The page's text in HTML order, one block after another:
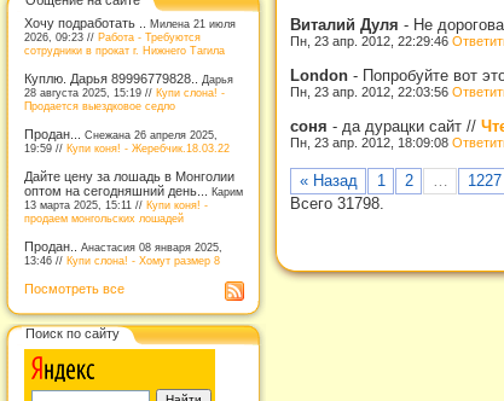
Хочу подработать .. Милена 21 июля
2026, 09:23 // Работа - Требуются
сотрудники в прокат г. Нижнего Тагила
Куплю. Дарья 89996779828..
Дарья
28 августа 2025, 15:19 // Купи слона! -
Продается выездковое седло
Продан... Снежана 26 апреля 2025,
19:59 // Купи коня! - Жеребчик.18.03.22
Дайте цену за лошадь в Монголии
оптом на сегодняшний день... Карим
13 марта 2025, 15:11 // Купи коня! -
продаем монгольских лошадей
Продан.. Анастасия 08 января 2025,
13:46 // Купи слона! - Хомут размер 8
Посмотреть все
Поиск по сайту
Виталий Дуля - Не
Пн, 23 апр. 2012, 22:29:46
London - Попробуйте вот
Пн, 23 апр. 2012, 22:03:56
соня - да дурацки сайт //
Пн, 23 апр. 2012, 18:09:08
« Назад 1 2 … 1227
Всего 31798.